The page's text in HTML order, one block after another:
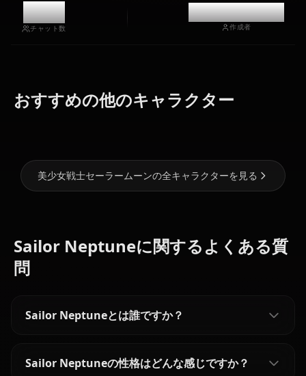
11.8k
チャット数
@casualwaifus
作成者
おすすめの他のキャラクター
月野うさぎ
美少女戦士セーラームーンの全キャラクターを見る
Sailor Neptuneに関するよくある質
問
Sailor Neptuneとは誰ですか？
Sailor Neptuneの性格はどんな感じですか？